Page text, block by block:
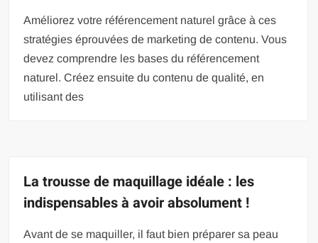
Améliorez votre référencement naturel grâce à ces
stratégies éprouvées de marketing de contenu. Vous
devez comprendre les bases du référencement
naturel. Créez ensuite du contenu de qualité, en
utilisant des
La trousse de maquillage idéale : les
indispensables à avoir absolument !
Avant de se maquiller, il faut bien préparer sa peau